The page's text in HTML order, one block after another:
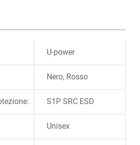
U-power
Nero, Rosso
S1P SRC ESD
Unisex